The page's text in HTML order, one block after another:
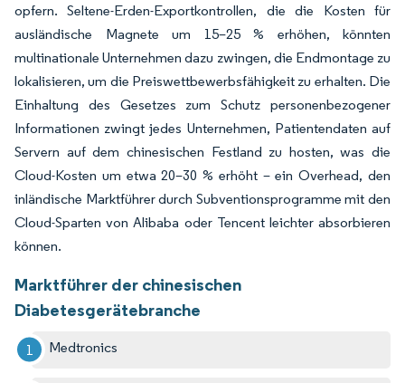
opfern. Seltene-Erden-Exportkontrollen, die die Kosten für
ausländische Magnete um 15–25 % erhöhen, könnten
multinationale Unternehmen dazu zwingen, die Endmontage zu
lokalisieren, um die Preiswettbewerbsfähigkeit zu erhalten. Die
Einhaltung des Gesetzes zum Schutz personenbezogener
Informationen zwingt jedes Unternehmen, Patientendaten auf
Servern auf dem chinesischen Festland zu hosten, was die
Cloud-Kosten um etwa 20–30 % erhöht – ein Overhead, den
inländische Marktführer durch Subventionsprogramme mit den
Cloud-Sparten von Alibaba oder Tencent leichter absorbieren
können.
Marktführer der chinesischen
Diabetesgerätebranche
Medtronics